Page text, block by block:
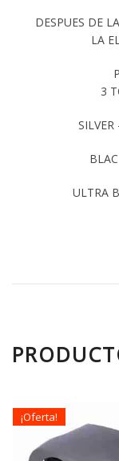
DESPUES DE
LA
3
ULTRA
¡Oferta!